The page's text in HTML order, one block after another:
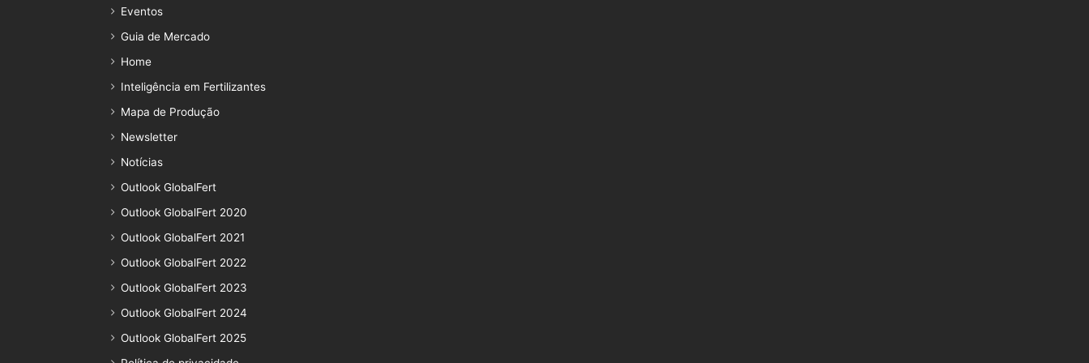
Eventos
Guia de Mercado
Home
Inteligência em Fertilizantes
Mapa de Produção
Newsletter
Notícias
Outlook GlobalFert
Outlook GlobalFert 2020
Outlook GlobalFert 2021
Outlook GlobalFert 2022
Outlook GlobalFert 2023
Outlook GlobalFert 2024
Outlook GlobalFert 2025